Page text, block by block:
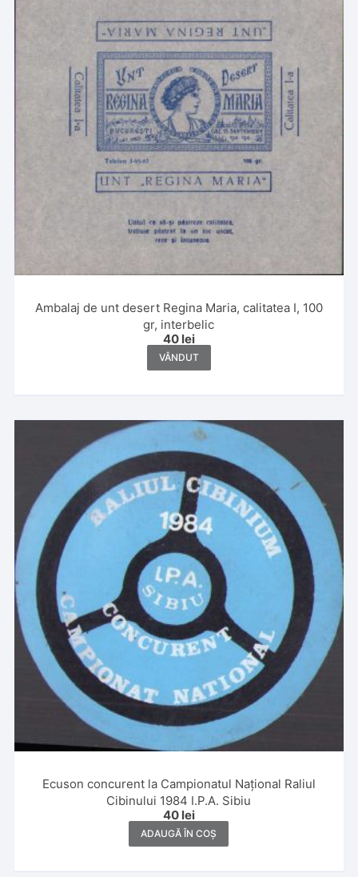
Ambalaj de unt desert Regina Maria, calitatea I, 100
gr, interbelic
40 lei
VÂNDUT
Ecuson concurent la Campionatul Național Raliul
Cibinului 1984 I.P.A. Sibiu
40 lei
ADAUGĂ ÎN COȘ